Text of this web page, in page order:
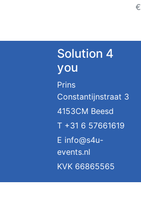
€
Solution 4
you
Prins
Constantijnstraat 3
4153CM Beesd
T +31 6 57661619
E info@s4u-
events.nl
KVK 66865565